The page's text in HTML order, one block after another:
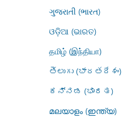
ગુજરાતી (ભારત)
ଓଡ଼ିଆ (ଭାରତ)
தமிழ் (இந்தியா)
తెలుగు (భారతదేశం)
ಕನ್ನಡ (ಭಾರತ)
മലയാളം (ഇന്ത്യ)